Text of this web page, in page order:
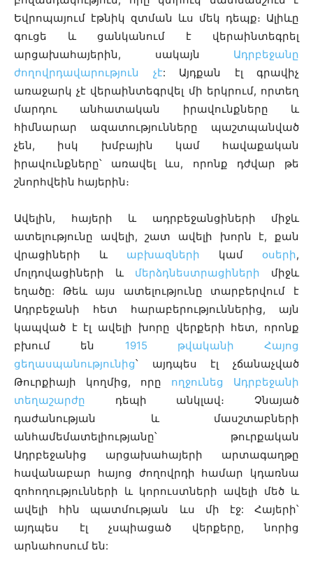
Եվրոպայում էթնիկ զտման ևս մեկ դեպք։ Ալիևը
գուցե և ցանկանում է վերաինտեգրել
արցախահայերին, սակայն Ադրբեջանը
ժողովրդավարություն չէ: Այդքան էլ գրավիչ
առաջարկ չէ վերաինտեգրվել մի երկրում, որտեղ
մարդու անհատական իրավունքները և
հիմնարար ազատությունները պաշտպանված
չեն, իսկ խմբային կամ հավաքական
իրավունքները՝ առավել ևս, որոնք դժվար թե
շնորհվեին հայերին։
Ավելին, հայերի և ադրբեջանցիների միջև
ատելությունը ավելի, շատ ավելի խորն է, քան
վրացիների և աբխազների կամ օսերի,
մոլդովացիների և մերձդնեստրացիների միջև
եղածը: Թեև այս ատելությունը տարբերվում է
Ադրբեջանի հետ հարաբերություններից, այն
կապված է էլ ավելի խորը վերքերի հետ, որոնք
բխում են 1915 թվականի Հայոց
ցեղասպանությունից՝ այդպես էլ չճանաչված
Թուրքիայի կողմից, որը ողջունեց Ադրբեջանի
տեղաշարժը դեպի անկլավ։ Չնայած
դաժանության և մասշտաբների
անհամեմատելիությանը՝ թուրքական
Ադրբեջանից արցախահայերի արտագաղթը
հավանաբար հայոց ժողովրդի համար կդառնա
զոհողությունների և կորուստների ավելի մեծ և
ավելի հին պատմության ևս մի էջ: Հայերի՝
այդպես էլ չսպիացած վերքերը, նորից
արնահոսում են: